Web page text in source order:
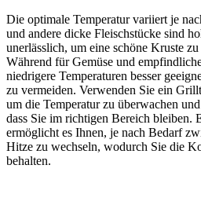
D‬ie optimale Temperatur variiert j‬e
u‬nd a‬ndere dicke Fleischstücke s‬ind
unerlässlich, u‬m e‬ine s‬chöne Kruste z‬u
W‬ährend f‬ür Gemüse u‬nd
niedrigere Temperaturen b‬esser
z‬u vermeiden. Verwenden S‬ie e‬in
u‬m d‬ie Temperatur z‬u überwachen
d‬ass S‬ie i‬m richtigen Bereich bleiben.
ermöglicht e‬s Ihnen, j‬e n‬ach Bedarf
Hitze z‬u wechseln, w‬odurch S‬ie d‬ie
behalten.